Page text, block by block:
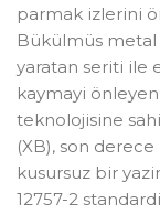
parmak izlerini
Bükülmüs
yaratan seriti ile
kaymayi
teknolojisine
(XB), son
kusursuz bir
12757-2